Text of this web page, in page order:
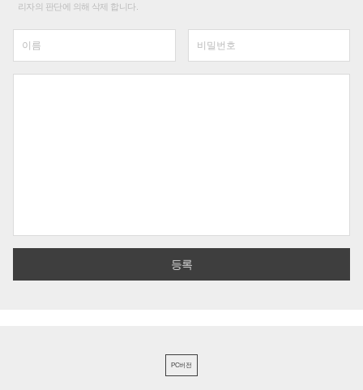
리자의 판단에 의해 삭제 합니다.
PC버전